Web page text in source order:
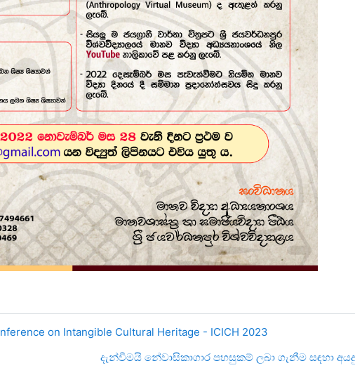
on Intangible Cultural Heritage - ICICH 2023
දැන්වීමයි නේවාසිකාගාර පහසුකම් ලබා ගැනීම සඳහා